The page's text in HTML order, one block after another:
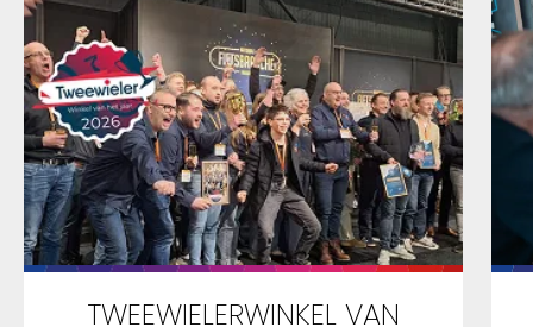
TWEEWIELERWINKEL VAN